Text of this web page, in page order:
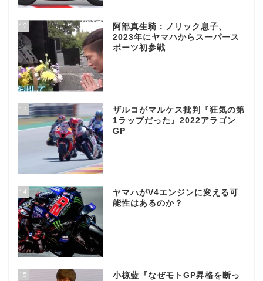
12
阿部真生騎：ノリック息子、
2023年にヤマハからスーパース
ポーツ初参戦
13
ザルコがマルケス批判『狂気の第
1ラップだった』2022アラゴン
GP
14
ヤマハがV4エンジンに変える可
能性はあるのか？
15
小椋藍『なぜモトGP昇格を断っ